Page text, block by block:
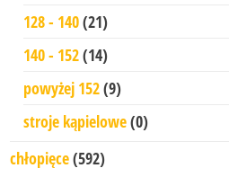
128 - 140(21)
140 - 152(14)
powyżej 152(9)
stroje kąpielowe(0)
chłopięce(592)